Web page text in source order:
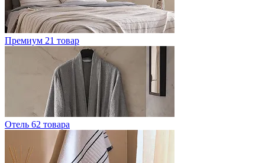
Премиум 21 товар
Отель 62 товара